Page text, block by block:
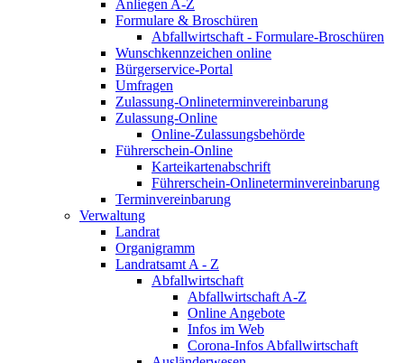
Anliegen A-Z
Formulare & Broschüren
Abfallwirtschaft - Formulare-Broschüren
Wunschkennzeichen online
Bürgerservice-Portal
Umfragen
Zulassung-Onlineterminvereinbarung
Zulassung-Online
Online-Zulassungsbehörde
Führerschein-Online
Karteikartenabschrift
Führerschein-Onlineterminvereinbarung
Terminvereinbarung
Verwaltung
Landrat
Organigramm
Landratsamt A - Z
Abfallwirtschaft
Abfallwirtschaft A-Z
Online Angebote
Infos im Web
Corona-Infos Abfallwirtschaft